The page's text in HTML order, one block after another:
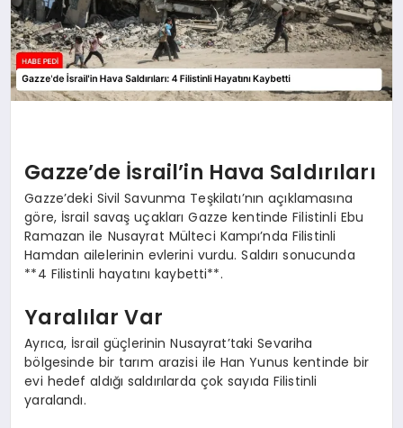
TEKNOLOJI
Gazze’de İsrail’in Hava Saldırıları
Gazze’deki Sivil Savunma Teşkilatı’nın açıklamasına
göre, İsrail savaş uçakları Gazze kentinde Filistinli Ebu
Ramazan ile Nusayrat Mülteci Kampı’nda Filistinli
Hamdan ailelerinin evlerini vurdu. Saldırı sonucunda
**4 Filistinli hayatını kaybetti**.
Yaralılar Var
Ayrıca, İsrail güçlerinin Nusayrat’taki Sevariha
bölgesinde bir tarım arazisi ile Han Yunus kentinde bir
evi hedef aldığı saldırılarda çok sayıda Filistinli
yaralandı.